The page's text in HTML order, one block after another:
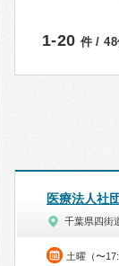
1-20 件 / 48
医療法人社
千葉県四街
土曜（〜